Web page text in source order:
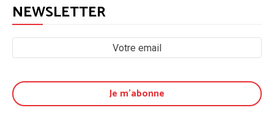
NEWSLETTER